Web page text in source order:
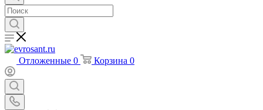
Отложенные 0 Корзина 0